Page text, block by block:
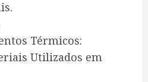
Térmicos:
Utilizados em